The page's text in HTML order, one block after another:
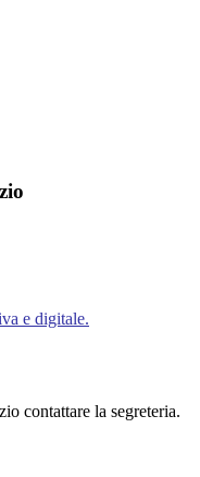
e digitale.
contattare la segreteria.